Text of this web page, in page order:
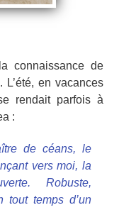
connaissance de
L’été, en vacances
rendait parfois à
:
de céans, le
vers moi, la
Robuste,
tout temps d’un